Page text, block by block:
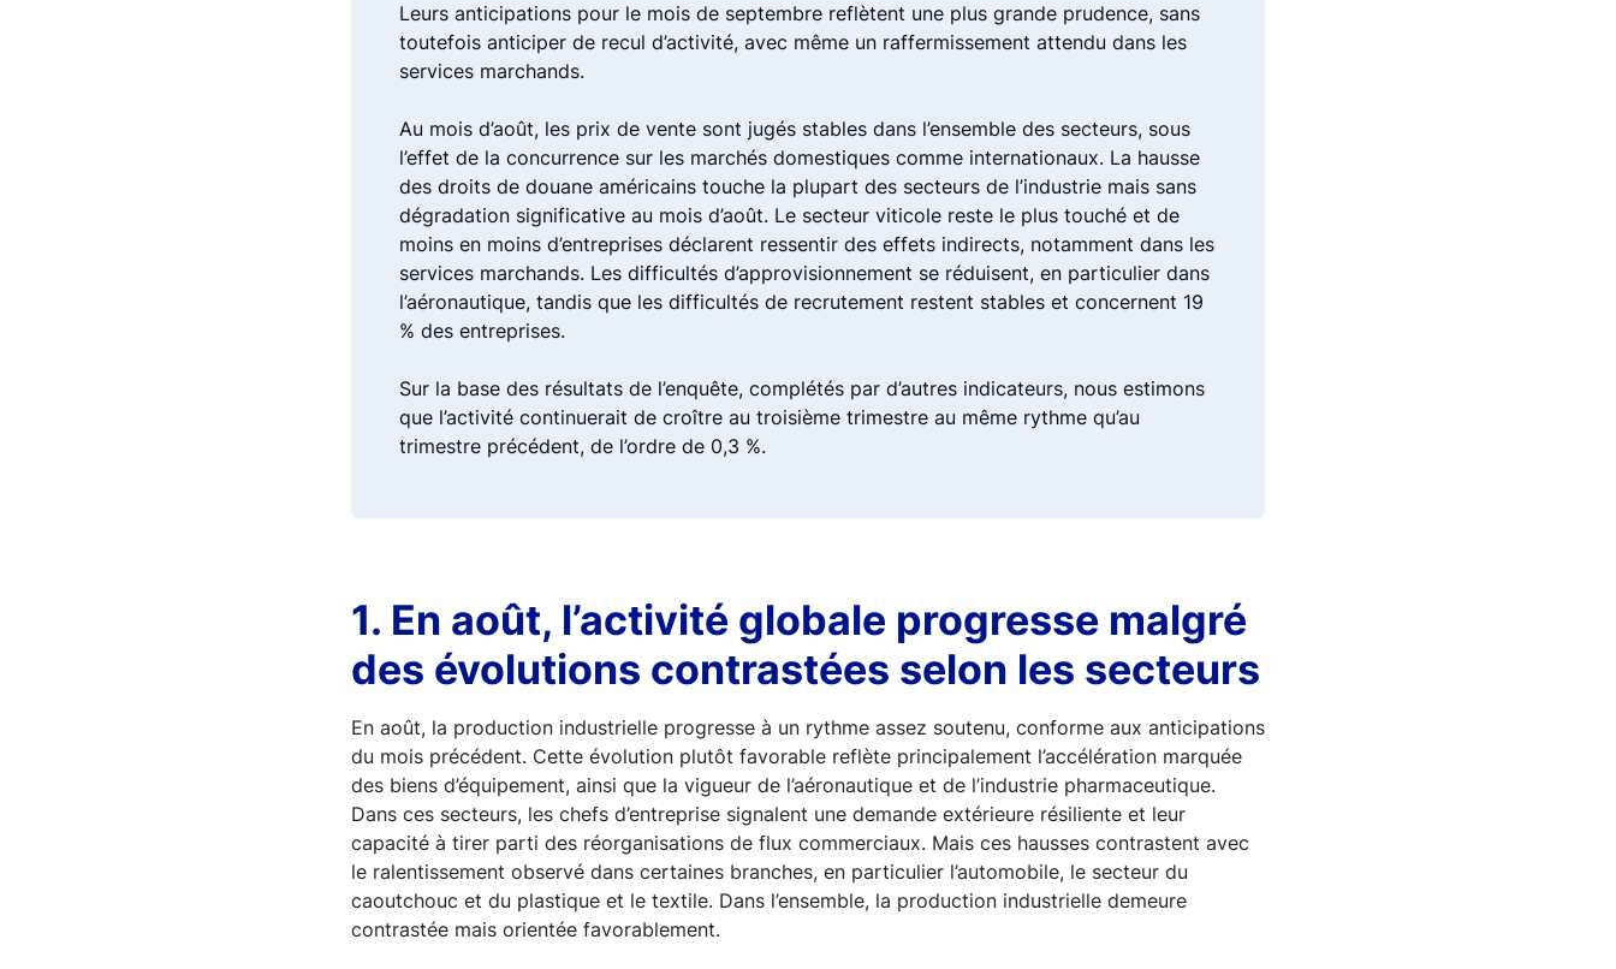
Leurs anticipations pour le mois de septembre reflètent une plus grande prudence, sans
toutefois anticiper de recul d’activité, avec même un raffermissement attendu dans les
services marchands.
Au mois d’août, les prix de vente sont jugés stables dans l’ensemble des secteurs, sous
l’effet de la concurrence sur les marchés domestiques comme internationaux. La hausse
des droits de douane américains touche la plupart des secteurs de l’industrie mais sans
dégradation significative au mois d’août. Le secteur viticole reste le plus touché et de
moins en moins d’entreprises déclarent ressentir des effets indirects, notamment dans les
services marchands. Les difficultés d’approvisionnement se réduisent, en particulier dans
l’aéronautique, tandis que les difficultés de recrutement restent stables et concernent 19
% des entreprises.
Sur la base des résultats de l’enquête, complétés par d’autres indicateurs, nous estimons
que l’activité continuerait de croître au troisième trimestre au même rythme qu’au
trimestre précédent, de l’ordre de 0,3 %.
1. En août, l’activité globale progresse malgré
des évolutions contrastées selon les secteurs
En août, la production industrielle progresse à un rythme assez soutenu, conforme aux anticipations
du mois précédent. Cette évolution plutôt favorable reflète principalement l’accélération marquée
des biens d’équipement, ainsi que la vigueur de l’aéronautique et de l’industrie pharmaceutique.
Dans ces secteurs, les chefs d’entreprise signalent une demande extérieure résiliente et leur
capacité à tirer parti des réorganisations de flux commerciaux. Mais ces hausses contrastent avec
le ralentissement observé dans certaines branches, en particulier l’automobile, le secteur du
caoutchouc et du plastique et le textile. Dans l’ensemble, la production industrielle demeure
contrastée mais orientée favorablement.